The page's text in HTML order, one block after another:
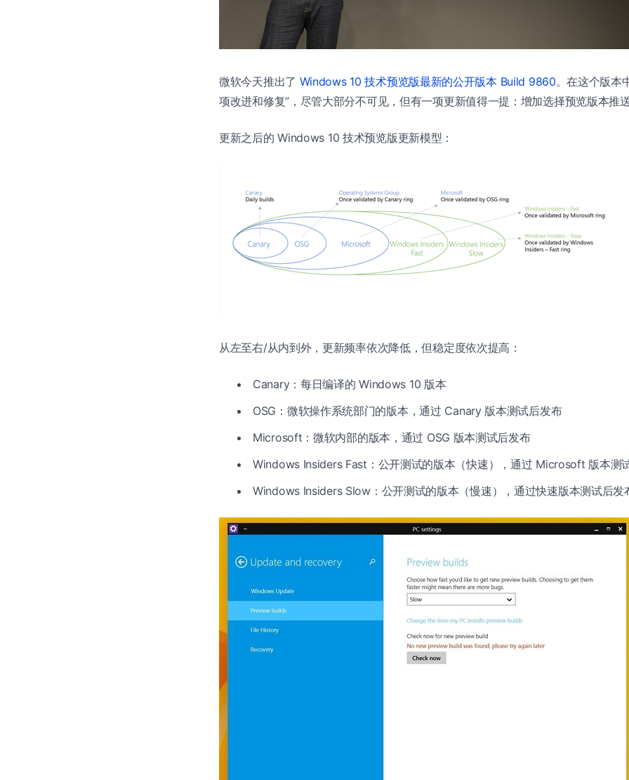
微软今天推出了 Windows 10 技术预览版最新的公开版本 Build 9860。在这个版本
项改进和修复”，尽管大部分不可见，但有一项更新值得一提：增加选择预览版本推送
更新之后的 Windows 10 技术预览版更新模型：
从左至右/从内到外，更新频率依次降低，但稳定度依次提高：
Canary：每日编译的 Windows 10 版本
OSG：微软操作系统部门的版本，通过 Canary 版本测试后发布
Microsoft：微软内部的版本，通过 OSG 版本测试后发布
Windows Insiders Fast：公开测试的版本（快速），通过 Microsoft 版本测
Windows Insiders Slow：公开测试的版本（慢速），通过快速版本测试后发